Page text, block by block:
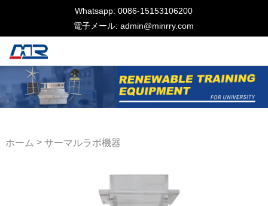
Whatsapp: 0086-15153106200
電子メール: admin@minrry.com
ホーム > サーマルラボ機器